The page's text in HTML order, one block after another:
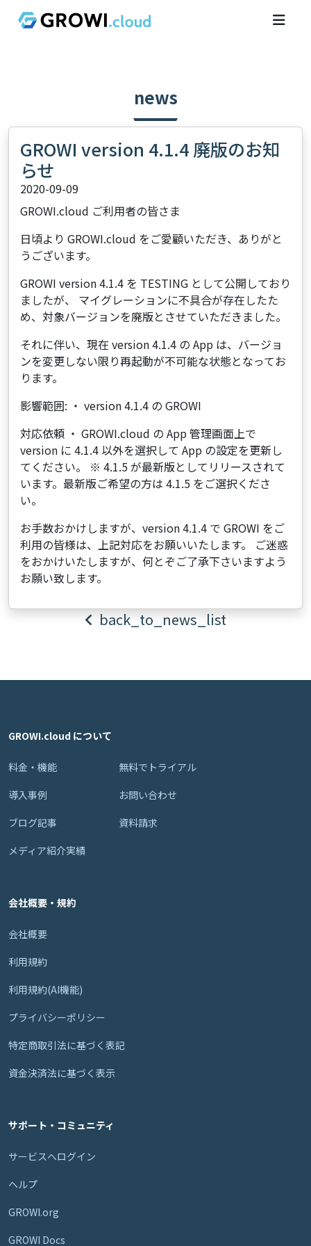
news
GROWI version 4.1.4 廃版のお知
らせ
2020-09-09
GROWI.cloud ご利用者の皆さま
日頃より GROWI.cloud をご愛顧いただき、ありがと
うございます。
GROWI version 4.1.4 を TESTING として公開しており
ましたが、 マイグレーションに不具合が存在したた
め、対象バージョンを廃版とさせていただきました。
それに伴い、現在 version 4.1.4 の App は、バージョ
ンを変更しない限り再起動が不可能な状態となってお
ります。
影響範囲: ・ version 4.1.4 の GROWI
対応依頼 ・ GROWI.cloud の App 管理画面上で
version に 4.1.4 以外を選択して App の設定を更新し
てください。 ※ 4.1.5 が最新版としてリリースされて
います。最新版ご希望の方は 4.1.5 をご選択くださ
い。
お手数おかけしますが、version 4.1.4 で GROWI をご
利用の皆様は、上記対応をお願いいたします。 ご迷惑
をおかけいたしますが、何とぞご了承下さいますよう
お願い致します。
back_to_news_list
GROWI.cloud について
料金・機能
導入事例
ブログ記事
メディア紹介実績
無料でトライアル
お問い合わせ
資料請求
会社概要・規約
会社概要
利用規約
利用規約(AI機能)
プライバシーポリシー
特定商取引法に基づく表記
資金決済法に基づく表示
サポート・コミュニティ
サービスへログイン
ヘルプ
GROWI.org
GROWI Docs